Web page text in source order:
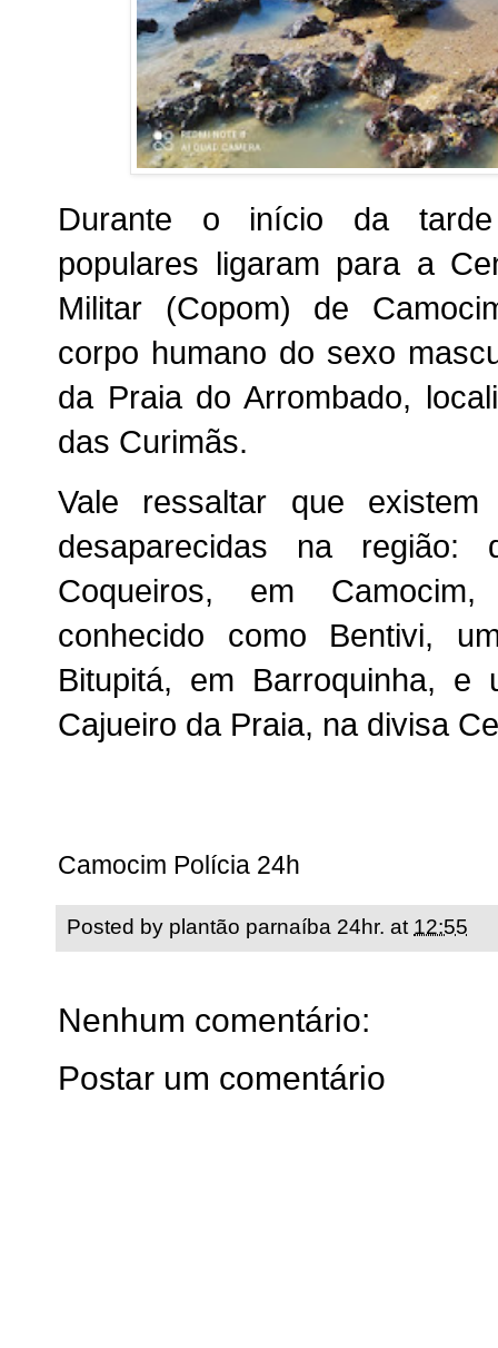
Durante o início da tarde
populares ligaram para a
Militar (Copom) de
corpo humano do sexo
da Praia do Arrombado,
das Curimãs.
Vale ressaltar que
desaparecidas na
Coqueiros, em
conhecido como Bentivi,
Bitupitá, em Barroquinha, e
Cajueiro da Praia, na divisa
Camocim Polícia 24h
Posted by plantão parnaíba 24hr. at 12:55
Nenhum comentário:
Postar um comentário